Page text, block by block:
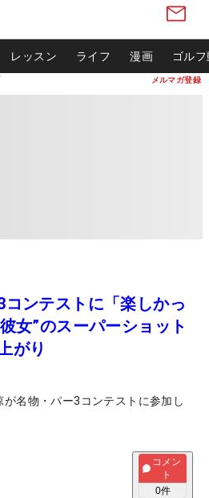
メルマガ登録
レッスン ライフ 漫画 ゴル
ンテストに「楽しかっ
女”のスーパーショット
がり
名物・パー3コンテストに参加し
コメン
ト
0件